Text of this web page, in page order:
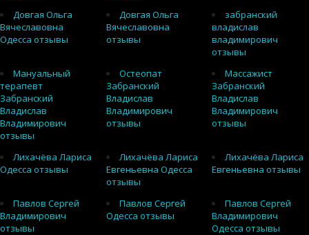
Довгая Ольга
Вячеславовна
Одесса отзывы
Довгая Ольга
Вячеславовна
отзывы
забранский
владислав
владимирович
отзывы
Мануальный
терапевт
Забранский
Владислав
Владимирович
отзывы
Остеопат
Забранский
Владислав
Владимирович
отзывы
Массажист
Забранский
Владислав
Владимирович
отзывы
Лихачёва Лариса
Одесса отзывы
Лихачёва Лариса
Евгеньевна Одесса
отзывы
Лихачёва Лариса
Евгеньевна отзывы
Павлов Сергей
Владимирович
отзывы
Павлов Сергей
Одесса отзывы
Павлов Сергей
Владимирович
Одесса отзывы